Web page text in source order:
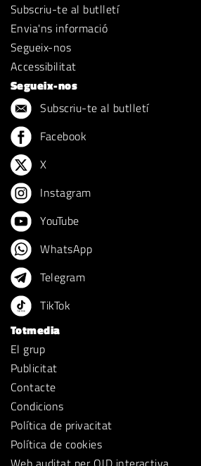
Subscriu-te al butlletí
Envia'ns informació
Segueix-nos
Accessibilitat
Segueix-nos
Subscriu-te al butlletí
Facebook
X
Instagram
YouTube
WhatsApp
Telegram
TikTok
Totmedia
El grup
Publicitat
Contacte
Condicions
Política de privacitat
Política de cookies